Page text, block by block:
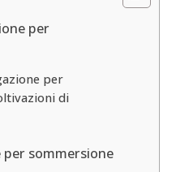
per
per
di
per sommersione